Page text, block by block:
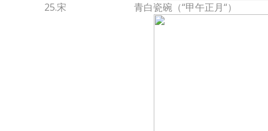
25.宋 青白瓷碗（“甲午正月“）